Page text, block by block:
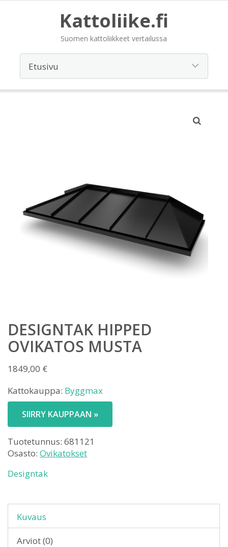
Kattoliike.fi
Suomen kattoliikkeet vertailussa
DESIGNTAK HIPPED
OVIKATOS MUSTA
1849,00 €
Kattokauppa: Byggmax
SIIRRY KAUPPAAN »
Tuotetunnus: 681121
Osasto: Ovikatokset
Designtak
Kuvaus
Arviot (0)